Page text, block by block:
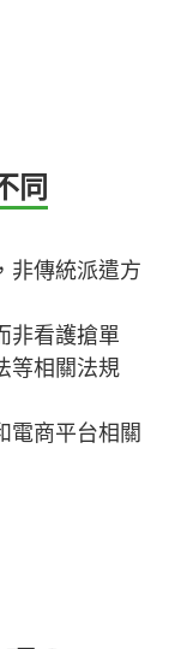
同
非傳統派遣方
非看護搶單
等相關法規
電商平台相關